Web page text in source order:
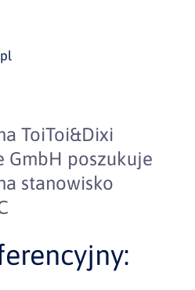
ToiToi&Dixi
GmbH poszukuje
stanowisko